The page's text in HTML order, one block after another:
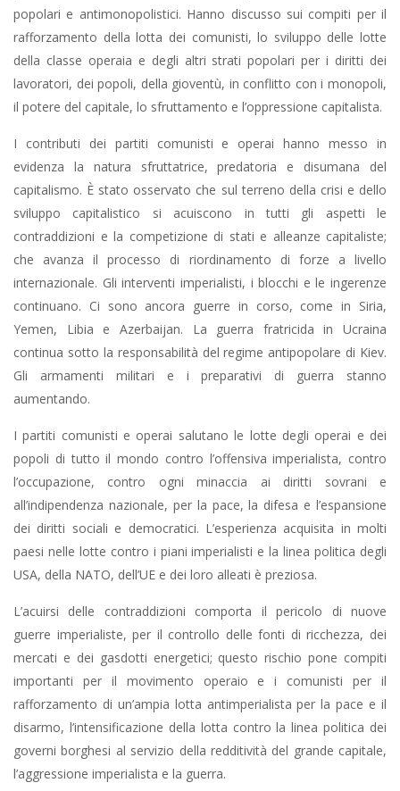
popolari e antimonopolistici. Hanno discusso sui compiti per il
rafforzamento della lotta dei comunisti, lo sviluppo delle lotte
della classe operaia e degli altri strati popolari per i diritti dei
lavoratori, dei popoli, della gioventù, in conflitto con i monopoli,
il potere del capitale, lo sfruttamento e l’oppressione capitalista.
I contributi dei partiti comunisti e operai hanno messo in
evidenza la natura sfruttatrice, predatoria e disumana del
capitalismo. È stato osservato che sul terreno della crisi e dello
sviluppo capitalistico si acuiscono in tutti gli aspetti le
contraddizioni e la competizione di stati e alleanze capitaliste;
che avanza il processo di riordinamento di forze a livello
internazionale. Gli interventi imperialisti, i blocchi e le ingerenze
continuano. Ci sono ancora guerre in corso, come in Siria,
Yemen, Libia e Azerbaijan. La guerra fratricida in Ucraina
continua sotto la responsabilità del regime antipopolare di Kiev.
Gli armamenti militari e i preparativi di guerra stanno
aumentando.
I partiti comunisti e operai salutano le lotte degli operai e dei
popoli di tutto il mondo contro l’offensiva imperialista, contro
l’occupazione, contro ogni minaccia ai diritti sovrani e
all’indipendenza nazionale, per la pace, la difesa e l’espansione
dei diritti sociali e democratici. L’esperienza acquisita in molti
paesi nelle lotte contro i piani imperialisti e la linea politica degli
USA, della NATO, dell’UE e dei loro alleati è preziosa.
L’acuirsi delle contraddizioni comporta il pericolo di nuove
guerre imperialiste, per il controllo delle fonti di ricchezza, dei
mercati e dei gasdotti energetici; questo rischio pone compiti
importanti per il movimento operaio e i comunisti per il
rafforzamento di un’ampia lotta antimperialista per la pace e il
disarmo, l’intensificazione della lotta contro la linea politica dei
governi borghesi al servizio della redditività del grande capitale,
l’aggressione imperialista e la guerra.